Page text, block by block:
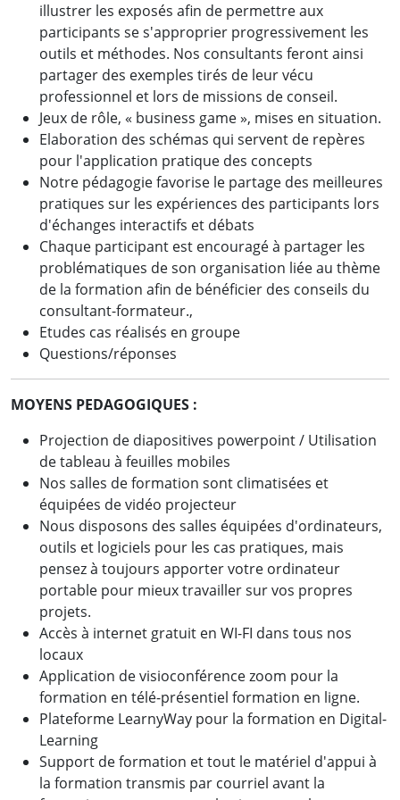
illustrer les exposés afin de permettre aux
participants se s'approprier progressivement les
outils et méthodes. Nos consultants feront ainsi
partager des exemples tirés de leur vécu
professionnel et lors de missions de conseil.
Jeux de rôle, « business game », mises en situation.
Elaboration des schémas qui servent de repères
pour l'application pratique des concepts
Notre pédagogie favorise le partage des meilleures
pratiques sur les expériences des participants lors
d'échanges interactifs et débats
Chaque participant est encouragé à partager les
problématiques de son organisation liée au thème
de la formation afin de bénéficier des conseils du
consultant-formateur.,
Etudes cas réalisés en groupe
Questions/réponses
MOYENS PEDAGOGIQUES :
Projection de diapositives powerpoint / Utilisation
de tableau à feuilles mobiles
Nos salles de formation sont climatisées et
équipées de vidéo projecteur
Nous disposons des salles équipées d'ordinateurs,
outils et logiciels pour les cas pratiques, mais
pensez à toujours apporter votre ordinateur
portable pour mieux travailler sur vos propres
projets.
Accès à internet gratuit en WI-FI dans tous nos
locaux
Application de visioconférence zoom pour la
formation en télé-présentiel formation en ligne.
Plateforme LearnyWay pour la formation en Digital-
Learning
Support de formation et tout le matériel d'appui à
la formation transmis par courriel avant la